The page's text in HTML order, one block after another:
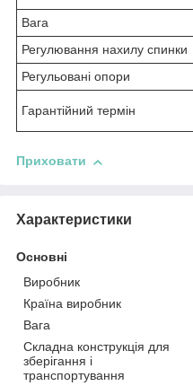
Вага
Регулювання нахилу спинки
Регульовані опори
Гарантійний термін
Приховати
Характеристики
Основні
Виробник
Країна виробник
Вага
Складна конструкція для
зберігання і
транспортування